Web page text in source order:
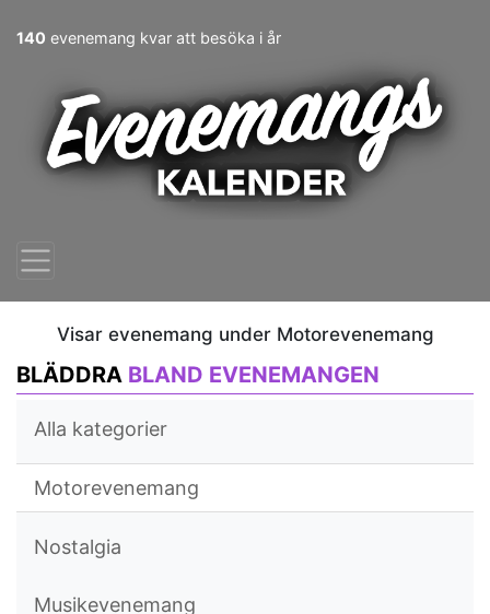
140 evenemang kvar att besöka i år
Visar evenemang under Motorevenemang
BLÄDDRA BLAND EVENEMANGEN
Alla kategorier
Motorevenemang
Nostalgia
Musikevenemang